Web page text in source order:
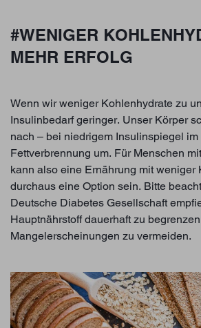
#WENIGER
MEHR ERFOLG
Wenn wir weniger Kohlenhydrate zu
Insulinbedarf geringer. Unser Körper
nach – bei niedrigem Insulinspiegel im
Fettverbrennung um. Für Menschen
kann also eine Ernährung mit weniger
durchaus eine Option sein. Bitte
Deutsche Diabetes Gesellschaft
Hauptnährstoff dauerhaft zu
Mangelerscheinungen zu vermeiden.